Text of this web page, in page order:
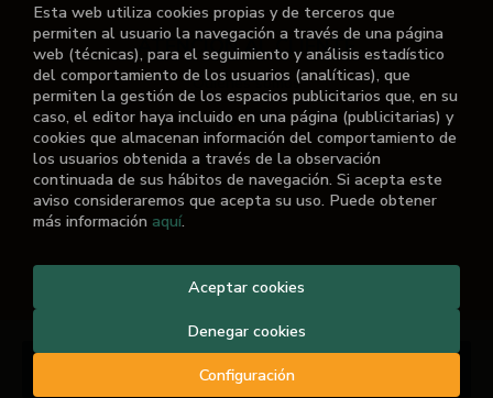
ATENCIÓN AL CLIENTE
Quiénes somos
Noticias
¿No encuentras el libro que buscas?
El Retiro de las Letras. Todos los Derechos
Esta web utiliza cookies propias y de terceros que
permiten al usuario la navegación a través de una página
web (técnicas), para el seguimiento y análisis estadístico
del comportamiento de los usuarios (analíticas), que
permiten la gestión de los espacios publicitarios que, en su
caso, el editor haya incluido en una página (publicitarias) y
cookies que almacenan información del comportamiento de
los usuarios obtenida a través de la observación
continuada de sus hábitos de navegación. Si acepta este
aviso consideraremos que acepta su uso. Puede obtener
más información aquí.
Configuración
Denegar cookies
Aceptar cookies